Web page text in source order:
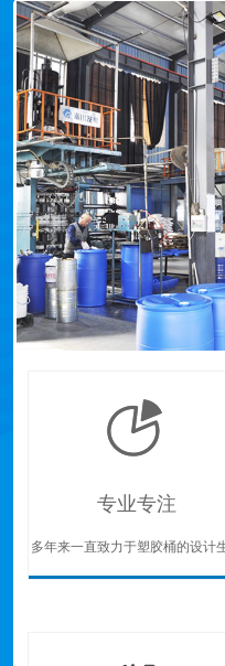
专业专注
多年来一直致力于塑胶桶的设计